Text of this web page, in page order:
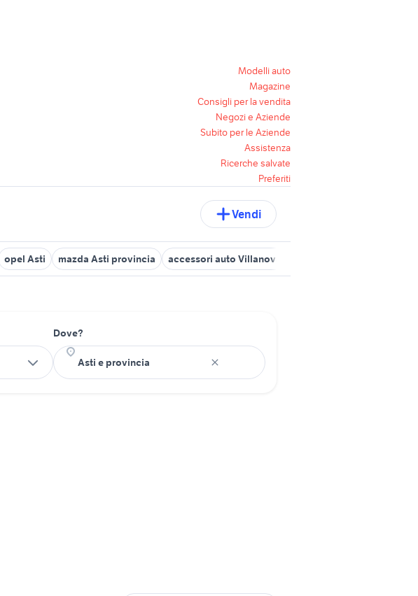
Modelli auto
Magazine
Consigli per la vendita
Negozi e Aziende
Subito per le Aziende
Assistenza
Ricerche salvate
Preferiti
Vendi
opel Asti mazda Asti provincia accessori auto Villanova dAsti
Dove?